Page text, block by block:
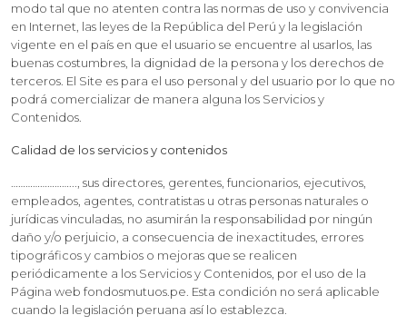
modo tal que no atenten contra las normas de uso y convivencia
en Internet, las leyes de la República del Perú y la legislación
vigente en el país en que el usuario se encuentre al usarlos, las
buenas costumbres, la dignidad de la persona y los derechos de
terceros. El Site es para el uso personal y del usuario por lo que no
podrá comercializar de manera alguna los Servicios y
Contenidos.
Calidad de los servicios y contenidos
……………………..., sus directores, gerentes, funcionarios, ejecutivos,
empleados, agentes, contratistas u otras personas naturales o
jurídicas vinculadas, no asumirán la responsabilidad por ningún
daño y/o perjuicio, a consecuencia de inexactitudes, errores
tipográficos y cambios o mejoras que se realicen
periódicamente a los Servicios y Contenidos, por el uso de la
Página web fondosmutuos.pe. Esta condición no será aplicable
cuando la legislación peruana así lo establezca.